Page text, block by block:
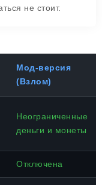
не стоит.
Мод-версия
(Взлом)
Неограниченные
деньги и монеты
Отключена